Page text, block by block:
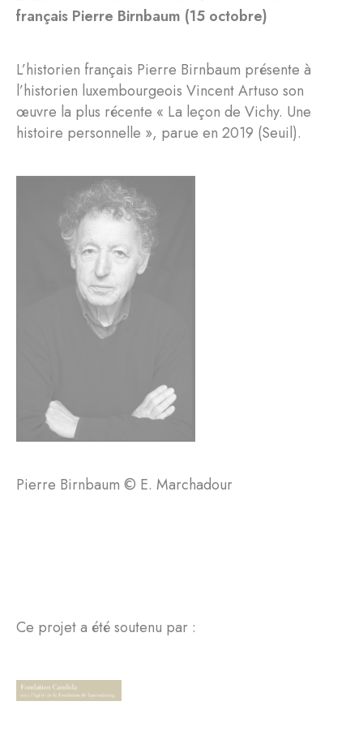
français Pierre Birnbaum (15 octobre)
L’historien français Pierre Birnbaum présente à
l’historien luxembourgeois Vincent Artuso son
œuvre la plus récente « La leçon de Vichy. Une
histoire personnelle », parue en 2019 (Seuil).
Pierre Birnbaum © E. Marchadour
Ce projet a été soutenu par :